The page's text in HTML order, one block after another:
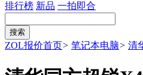
排行榜 新品 一拍即合
ZOL报价首页> 笔记本电脑> 清